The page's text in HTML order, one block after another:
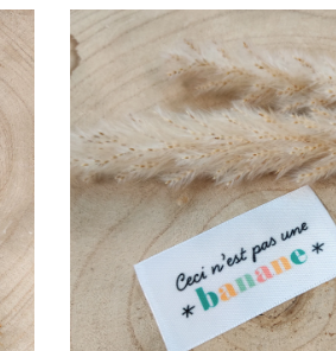
Tissus extensibles
Tissus chauds et
Tissus divers
Viscose